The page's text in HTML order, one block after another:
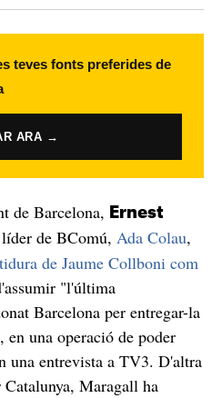
teves fonts preferides de
ARA →
de Barcelona, Ernest
de BComú, Ada Colau,
de Jaume Collboni com
"l'última
Barcelona per entregar-la
una operació de poder
una entrevista a TV3. D'altra
Catalunya, Maragall ha